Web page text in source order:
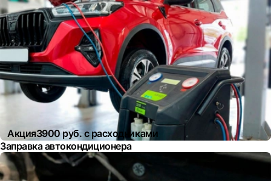
Акция3900 руб. с расходниками
Заправка автокондиционера